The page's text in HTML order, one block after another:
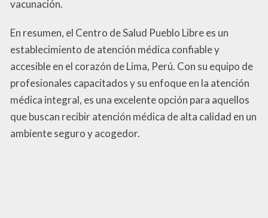
vacunación.
En resumen, el Centro de Salud Pueblo Libre es un
establecimiento de atención médica confiable y
accesible en el corazón de Lima, Perú. Con su equipo de
profesionales capacitados y su enfoque en la atención
médica integral, es una excelente opción para aquellos
que buscan recibir atención médica de alta calidad en un
ambiente seguro y acogedor.